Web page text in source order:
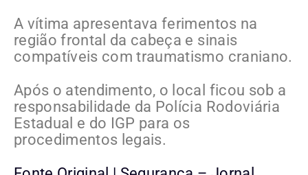
A vítima apresentava ferimentos na
região frontal da cabeça e sinais
compatíveis com traumatismo craniano.
Após o atendimento, o local ficou sob a
responsabilidade da Polícia Rodoviária
Estadual e do IGP para os
procedimentos legais.